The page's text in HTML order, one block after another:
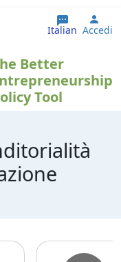
Italian Accedi
Better
Tool